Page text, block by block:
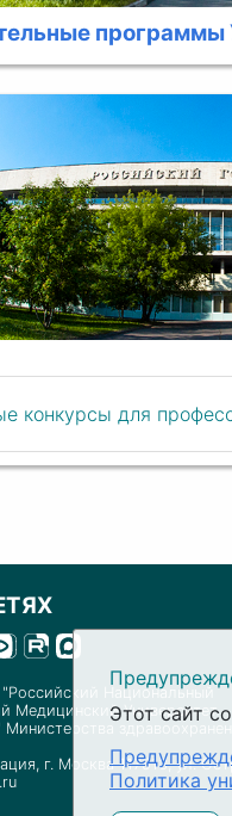
программы
конкурсы для
Национальный
Медицинский Университет
г. Москва 117513, ул.
Этот сайт
Политика